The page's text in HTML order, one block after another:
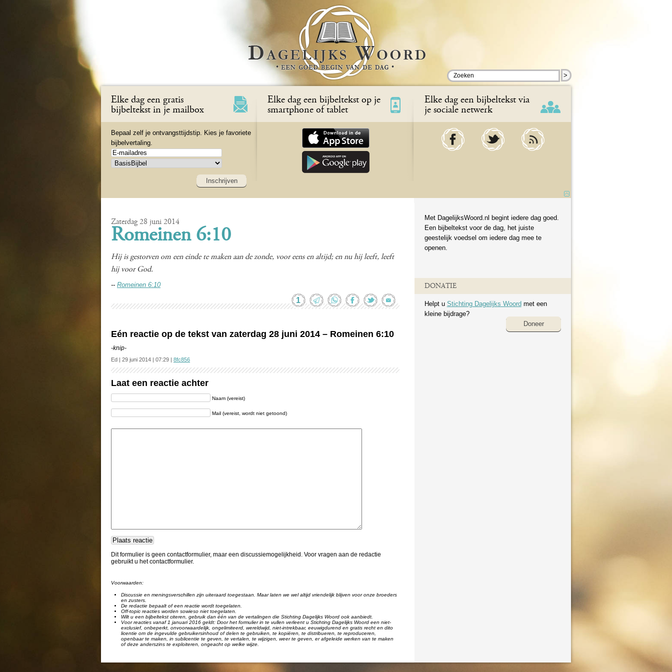
>
Elke dag een gratis
bijbeltekst in je mailbox
Bepaal zelf je ontvangsttijdstip. Kies je favoriete
bijbelvertaling.
Inschrijven
Elke dag een bijbeltekst op je
smartphone of tablet
Elke dag een bijbeltekst via
je sociale netwerk
Zaterdag 28 juni 2014
Romeinen 6:10
Hij is gestorven om een einde te maken aan de zonde, voor eens en altijd; en nu hij leeft, leeft
hij voor God.
-- Romeinen 6:10
1
Eén reactie op de tekst van zaterdag 28 juni 2014 – Romeinen 6:10
-knip-
Ed | 29 juni 2014 | 07:29 | 8fc856
Laat een reactie achter
Naam (vereist)
Mail (vereist, wordt niet getoond)
Dit formulier is geen contactformulier, maar een discussiemogelijkheid. Voor vragen aan de redactie
gebruikt u het contactformulier.
Voorwaarden:
Discussie en meningsverschillen zijn uiteraard toegestaan. Maar laten we wel altijd vriendelijk blijven voor onze broeders
en zusters.
De redactie bepaalt of een reactie wordt toegelaten.
Off-topic reacties worden sowieso niet toegelaten.
Wilt u een bijbeltekst citeren, gebruik dan één van de vertalingen die Stichting Dagelijks Woord ook aanbiedt.
Voor reacties vanaf 1 januari 2016 geldt: Door het formulier in te vullen verleent u Stichting Dagelijks Woord een niet-
exclusief, onbeperkt, onvoorwaardelijk, ongelimiteerd, wereldwijd, niet-intrekbaar, eeuwigdurend en gratis recht en dito
licentie om de ingevulde gebruikersinhoud of delen te gebruiken, te kopiëren, te distribueren, te reproduceren,
openbaar te maken, in sublicentie te geven, te vertalen, te wijzigen, weer te geven, er afgeleide werken van te maken
of deze anderszins te exploiteren, ongeacht op welke wijze.
Met DagelijksWoord.nl begint iedere dag goed.
Een bijbeltekst voor de dag, het juiste
geestelijk voedsel om iedere dag mee te
openen.
DONATIE
Helpt u Stichting Dagelijks Woord met een
kleine bijdrage?
Doneer